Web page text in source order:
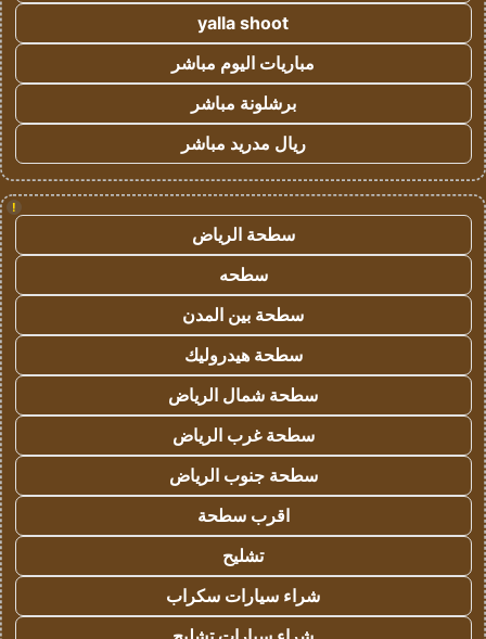
yalla shoot
مباريات اليوم مباشر
برشلونة مباشر
ريال مدريد مباشر
!
سطحة الرياض
سطحه
سطحة بين المدن
سطحة هيدروليك
سطحة شمال الرياض
سطحة غرب الرياض
سطحة جنوب الرياض
اقرب سطحة
تشليح
شراء سيارات سكراب